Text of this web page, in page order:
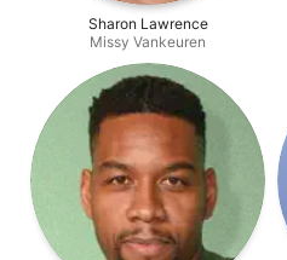
Sharon Lawrence
Missy Vankeuren